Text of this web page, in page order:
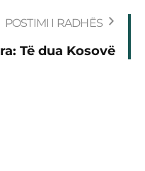
POSTIMI I RADHËS
Të dua Kosovë